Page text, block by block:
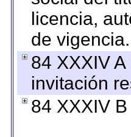
licencia,
de vigencia.
84 XXXIV
invitación
84 XXXIV